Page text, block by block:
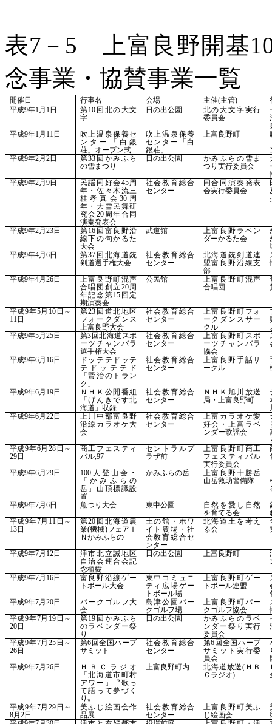
表7－5 上富良野開基
念事業・協賛事業一覧
開催日 行事名 会場 主催(主管)
平成9年1月1日 第10回北の大文
字
日の出公園
北の大文字実行
委員会
平成9年1月11日
吹上温泉保養セ
ンター「白銀
荘」オープン式
吹上温泉保養
センター「白
銀荘」
上富良野町
平成9年2月2日 第33回かみふら
の雪まつり
日の出公園
かみふらの雪ま
つり実行委員会
平成9年2月9日 民謡同好会45周
年・佐々木流三
桂孝真会30周
年・大雪民舞研
究会20周年合同
演奏発表会
社会教育総合
センター
同合同演奏発表
会実行委員会
平成9年2月23日 第16回富良野沿
線下の句かるた
大会
武道館
上富良野ラベン
ダーかるた会
平成9年4月6日 第37回北海道銃
剣道選手権大会
社会教育総合
センター
北海道銃剣道連
盟富良野沿線支
部
平成9年4月26日
上富良野町混声
合唱団創立 20周
年記念第15回定
期演奏会
公民館
上富良野町混声
合唱団
平成9年5月10日～
11日
第23回道北地区
フォークダンス
上富良野大会
社会教育総合
センター
上富良野町フォ
ークダンスサー
クル
平成9年5月25日 第3回北海道スポ
ーツチャンバラ
選手権大会
社会教育総合
センター
上富良野町スポ
ーツチャンバラ
協会
平成9年6月16日
ドッテテドッテ
テドッテテド
「賢治のトラン
ク」
社会教育総合
センター
上富良野手話サ
ークル
平成9年6月19日
ＮＨＫ公開番組
「げんきです北
海道」収録
社会教育総合
センター
ＮＨＫ旭川放送
局・上富良野町
平成9年6月22日
上川中部富良野
沿線カラオケ大
会
社会教育総合
センター
上富カラオケ愛
好会・上富ラベ
ンダー歌謡会
平成9年6月28日～
29日
商工フェスティ
バル,97
セントラルプ
ラザ前
上富良野町商工
フェスティバル
実行委員会
平成9年6月29日
100人登山会・
「かみふらの
岳」山頂標識設
置
かみふらの岳
上富良野十勝岳
山岳救助警備隊
平成9年7月6日 魚つり大会 東中公園
自然を愛し自然
を育てる会
平成9年7月11日～
13日
第20回北海道農
業(機械)フェアＩ
Ｎかみふらの
土の館・ホワ
イト農場・社
会教育総合セ
ンター
北海道土を考え
る会
平成9年7月12日
津市北立誡地区
自治会連合会記
念植樹
日の出公園 上富良野町
平成9年7月16日
富良野沿線ゲー
トボール大会
東中コミュニ
ティ広場ゲー
トボール場
上富良野町ゲー
トボール連盟
平成9年7月20日
パークゴルフ大
会
島津公園パー
クゴルフ場
上富良野町パー
クゴルフ協会
平成9年7月19日～
20日
第19回かみふら
のラベンダー祭
り
日の出公園
かみふらのラベ
ンダー祭り実行
委員会
平成9年7月25日～
26日
第6回全国ハーブ
サミット
社会教育総合
センター
第6回全国ハーブ
サミット実行委
員会
平成9年7月26日
ＨＢＣラジオ
「北海道市町村
アワー」〝歌っ
て語って夢づく
り〟
上富良野町内 北海道放送(ＨＢ
Ｃラジオ)
平成9年7月29日～
8月2日
美ふじ絵画会作
品展
社会教育総合
センター
上富良野町美ふ
じ絵画会